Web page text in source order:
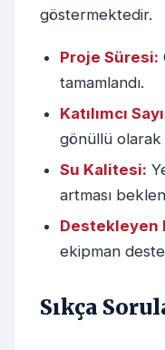
göstermektedir.
Proje Süresi:
tamamlandı.
Katılımcı
gönüllü olarak
Su Kalitesi:
artması
Destekleyen
ekipman
Sıkça